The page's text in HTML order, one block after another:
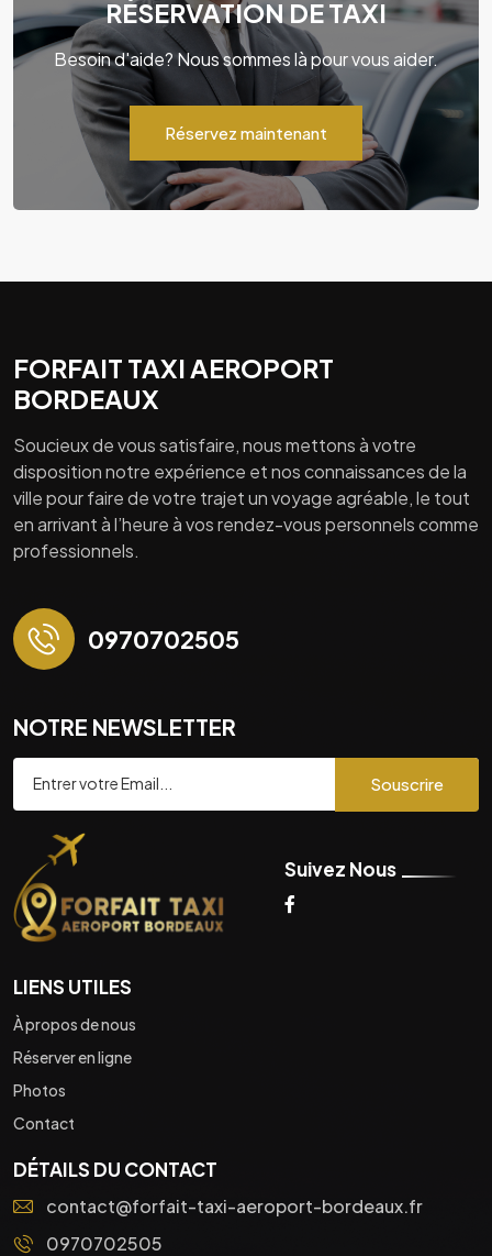
RÉSERVATION DE TAXI
Besoin d'aide? Nous sommes là pour vous aider.
Réservez maintenant
FORFAIT TAXI AEROPORT
BORDEAUX
Soucieux de vous satisfaire, nous mettons à votre
disposition notre expérience et nos connaissances de la
ville pour faire de votre trajet un voyage agréable, le tout
en arrivant à l’heure à vos rendez-vous personnels comme
professionnels.
0970702505
NOTRE NEWSLETTER
Souscrire
Suivez Nous
LIENS UTILES
À propos de nous
Réserver en ligne
Photos
Contact
DÉTAILS DU CONTACT
contact@forfait-taxi-aeroport-bordeaux.fr
0970702505